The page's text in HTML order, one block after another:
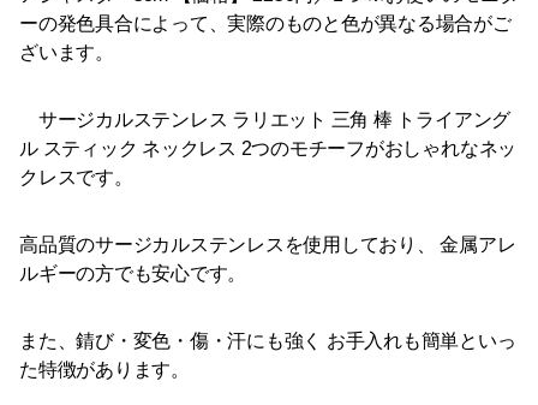
ーの発色具合によって、実際のものと色が異なる場合がご
ざいます。
サージカルステンレス ラリエット 三角 棒 トライアング
ル スティック ネックレス 2つのモチーフがおしゃれなネッ
クレスです。
高品質のサージカルステンレスを使用しており、 金属アレ
ルギーの方でも安心です。
また、錆び・変色・傷・汗にも強く お手入れも簡単といっ
た特徴があります。